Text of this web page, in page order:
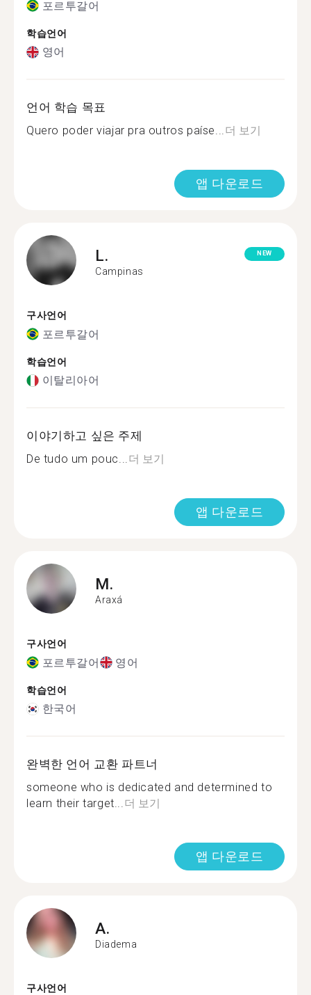
포르투갈어
학습언어
영어
언어 학습 목표
Quero poder viajar pra outros paíse...더 보기
앱 다운로드
L.
Campinas
NEW
구사언어
포르투갈어
학습언어
이탈리아어
이야기하고 싶은 주제
De tudo um pouc...더 보기
앱 다운로드
M.
Araxá
구사언어
포르투갈어 영어
학습언어
한국어
완벽한 언어 교환 파트너
someone who is dedicated and determined to
learn their target...더 보기
앱 다운로드
A.
Diadema
구사언어